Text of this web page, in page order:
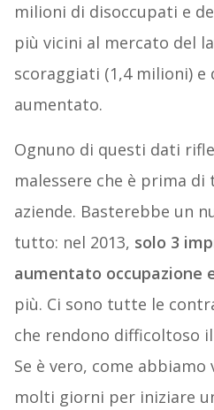
milioni di disoccupati e
più vicini al mercato del
scoraggiati (1,4 milioni) e
aumentato.
Ognuno di questi dati
malessere che è prima
aziende. Basterebbe un
tutto: nel 2013, solo 3
aumentato occupazione
più. Ci sono tutte le
che rendono difficoltoso
Se è vero, come
molti giorni per iniziare